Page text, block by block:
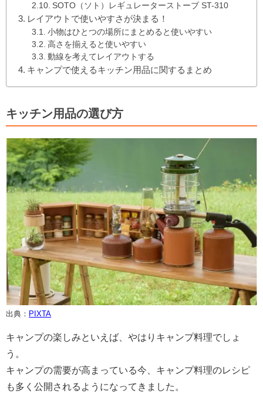
SOTO（ソト）レギュレーターストーブ ST-310
レイアウトで使いやすさが決まる！
小物はひとつの場所にまとめると使いやすい
高さを揃えると使いやすい
動線を考えてレイアウトする
キャンプで使えるキッチン用品に関するまとめ
キッチン用品の選び方
出典： PIXTA
キャンプの楽しみといえば、やはりキャンプ料理でしょ
う。
キャンプの需要が高まっている今、キャンプ料理のレシピ
も多く公開されるようになってきました。